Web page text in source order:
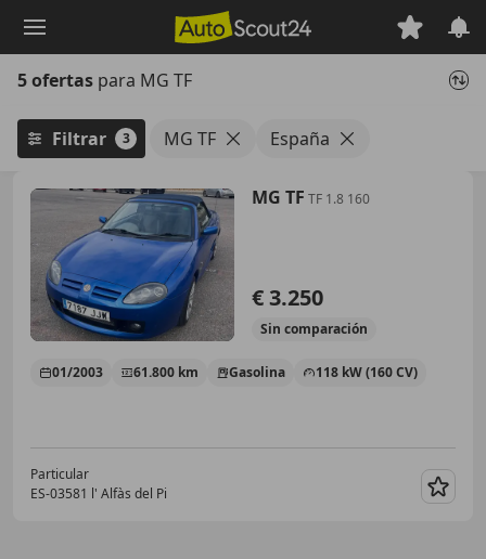
principal
5 ofertas para MG TF
Filtrar 3 MG TF España
MG TF TF 1.8 160
€ 3.250
Sin comparación
01/2003 61.800 km Gasolina 118 kW (160 CV)
Particular
ES-03581 l' Alfàs del Pi